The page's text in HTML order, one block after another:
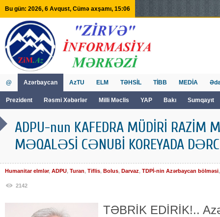
Bu gün: 2026, 6 Avqust, Cümə axşamı, 15:06
@ Azərbaycan
Prezident Rəsmi Xəbərlər Milli Məclis YAP Bakı Sumqayıt
AzTU ELM TƏHSİL TİBB MEDİA
ADPU-nun KAFEDRA MÜDİRİ
MƏQALƏSİ CƏNUBİ KOREYADA
Humanitar elmlər, ADPU, Turan, Tiflis, Bolus, Darvaz, TDPİ-nin Azərbaycan bölməsi
2142
TƏBRİK EDİRİK!..